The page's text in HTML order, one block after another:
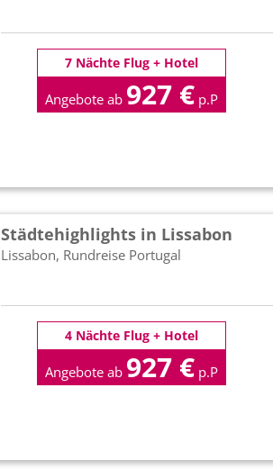
7 Nächte Flug + Hotel
Angebote ab 927 € p.P
Städtehighlights in Lissabon
Lissabon, Rundreise Portugal
4 Nächte Flug + Hotel
Angebote ab 927 € p.P